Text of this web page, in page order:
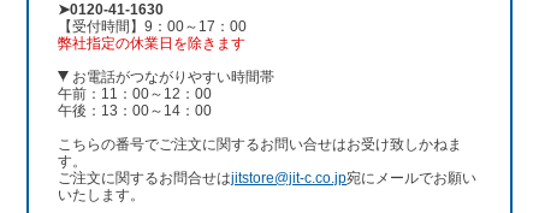
➤0120-41-1630
【受付時間】9：00～17：00
弊社指定の休業日を除きます
お電話がつながりやすい時間帯
午前：11：00～12：00
午後：13：00～14：00
こちらの番号でご注文に関するお問い合せはお受け致しかねま
す。
ご注文に関するお問合せはjitstore@jit-c.co.jp宛にメールでお願い
いたします。